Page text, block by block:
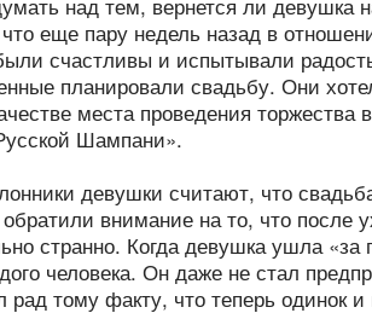
еще пару недель назад в
счастливы и испытывали радость
планировали свадьбу. Они
места проведения
Шампани».
девушки считают, что
внимание на то, что после
странно. Когда девушка ушла «за
человека. Он даже не стал
тому факту, что теперь одинок